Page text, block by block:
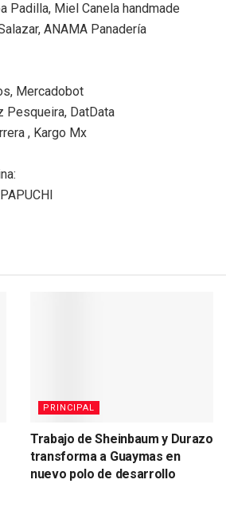
Padilla, Miel Canela handmade
ANAMA Panadería
Mercadobot
Pesqueira, DatData
, Kargo Mx
PRINCIPAL
Trabajo de Sheinbaum y Durazo
transforma a Guaymas en
nuevo polo de desarrollo